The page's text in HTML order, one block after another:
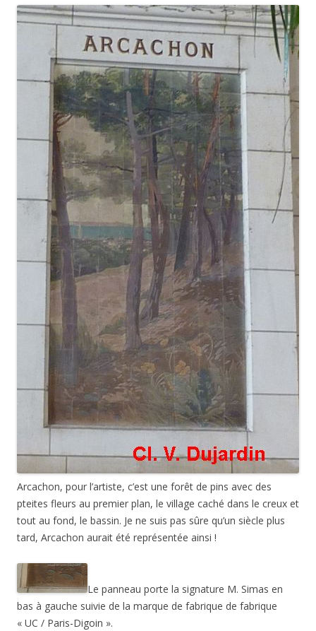
Arcachon, pour l’artiste, c’est une forêt de pins avec des
pteites fleurs au premier plan, le village caché dans le creux et
tout au fond, le bassin. Je ne suis pas sûre qu’un siècle plus
tard, Arcachon aurait été représentée ainsi !
Le panneau porte la signature M. Simas en
bas à gauche suivie de la marque de fabrique de fabrique
« UC / Paris-Digoin ».